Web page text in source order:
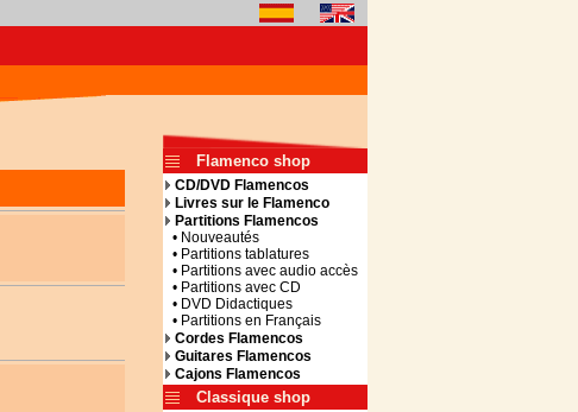
Flamenco shop
CD/DVD Flamencos
Livres sur le Flamenco
Partitions Flamencos
• Nouveautés
• Partitions tablatures
• Partitions avec audio accès
• Partitions avec CD
• DVD Didactiques
• Partitions en Français
Cordes Flamencos
Guitares Flamencos
Cajons Flamencos
Classique shop